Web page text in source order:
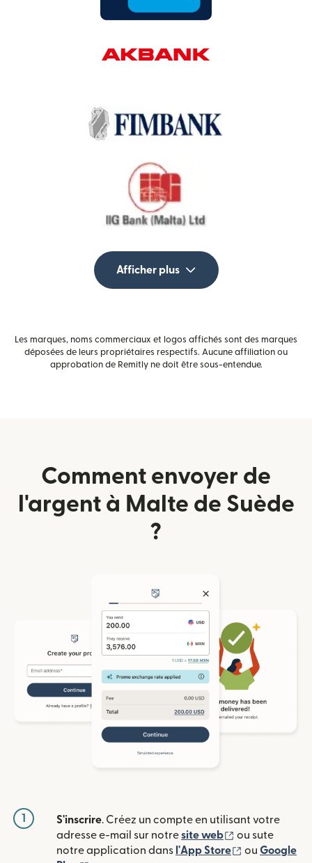
Afficher plus
Les marques, noms commerciaux et logos affichés sont des marques
déposées de leurs propriétaires respectifs. Aucune affiliation ou
approbation de Remitly ne doit être sous-entendue.
Comment envoyer de
l'argent à Malte de Suède
?
1 S'inscrire. Créez un compte en utilisant votre
adresse e-mail sur notresite web (s'ouvre dans
ou sute
notre application dans l'App Store (s'ouvre
ou Google